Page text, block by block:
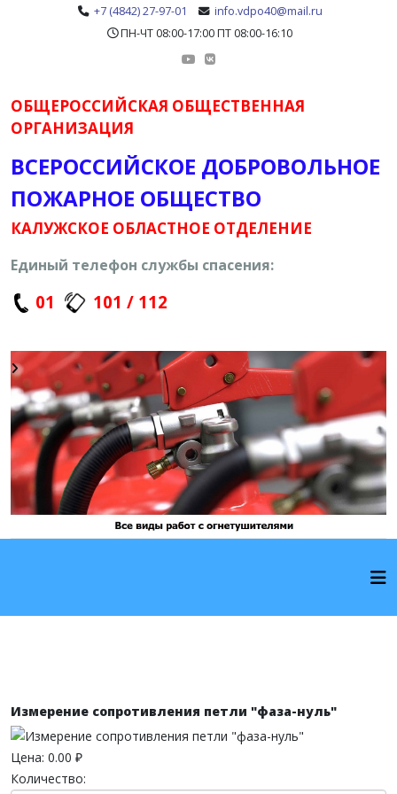
+7 (4842) 27-97-01
info.vdpo40@mail.ru
ПН-ЧТ 08:00-17:00 ПТ 08:00-16:10
ОБЩЕРОССИЙСКАЯ ОБЩЕСТВЕННАЯ
ОРГАНИЗАЦИЯ
ВСЕРОССИЙСКОЕ ДОБРОВОЛЬНОЕ
ПОЖАРНОЕ ОБЩЕСТВО
КАЛУЖСКОЕ ОБЛАСТНОЕ ОТДЕЛЕНИЕ
Единый телефон службы спасения:
01 101 / 112
Измерение сопротивления петли "фаза-нуль"
Цена: 0.00 ₽
Количество: